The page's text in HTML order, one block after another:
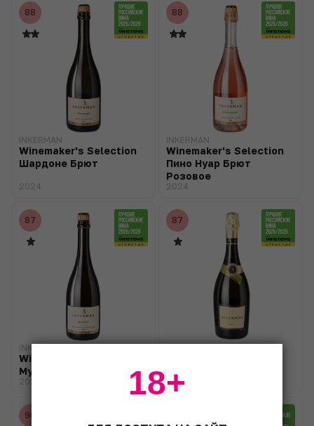
88
INKERMAN
Winemaker's Selection
Шардоне Брют
2024
88
INKERMAN
Winemaker's Selection
Пино Нуар Брют
Розовое
2024
87
INKERMAN
Winemaker's Selection
Мускат Semi-Sweet
87
2024
90
18+